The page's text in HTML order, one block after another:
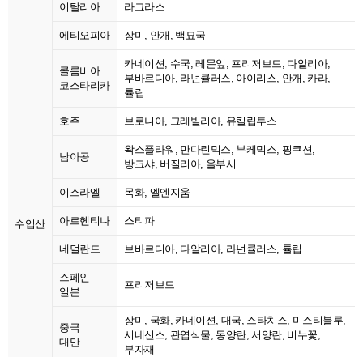
수입산
이탈리아 라그라스
에티오피아 장미, 안개, 백묘국
콜롬비아
코스타리카
카네이션, 수국, 레몬잎, 프리저브드, 다알리아,
부바르디아, 라넌큘러스, 아이리스, 안개, 카라,
튤립
호주 브로니아, 그레빌리아, 유킬립투스
남아공
왁스플라워, 만다린믹스, 부케믹스, 핑쿠션,
방크샤, 버질리아, 울부시
이스라엘 목화, 엘엔지움
아르헨티나 스티파
네덜란드 브바르디아, 다알리아, 라넌큘러스, 튤립
스페인
일본
프리저브드
중국
대만
장미, 국화, 카네이션, 대국, 스타치스, 미스티블루,
시네신스, 관엽식물, 동양란, 서양란, 비누꽃,
부자재